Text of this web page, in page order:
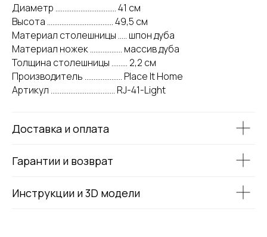
Диаметр .................................. 41 см
Высота ..................................... 49,5 см
Материал столешницы ..... шпон дуба
Материал ножек .................. массив дуба
Толщина столешницы ......... 2,2 см
Производитель ..................... Place It Home
Артикул .................................... RJ-41-Light
Доставка и оплата
Гарантии и возврат
Инструкции и 3D модели